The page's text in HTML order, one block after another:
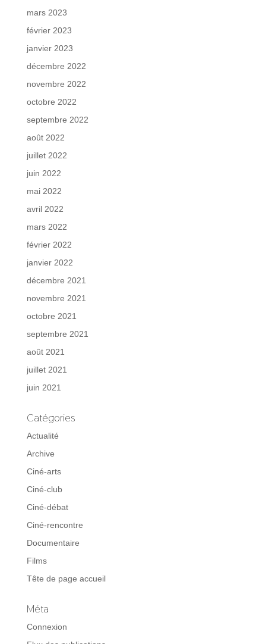
mars 2023
février 2023
janvier 2023
décembre 2022
novembre 2022
octobre 2022
septembre 2022
août 2022
juillet 2022
juin 2022
mai 2022
avril 2022
mars 2022
février 2022
janvier 2022
décembre 2021
novembre 2021
octobre 2021
septembre 2021
août 2021
juillet 2021
juin 2021
Catégories
Actualité
Archive
Ciné-arts
Ciné-club
Ciné-débat
Ciné-rencontre
Documentaire
Films
Tête de page accueil
Méta
Connexion